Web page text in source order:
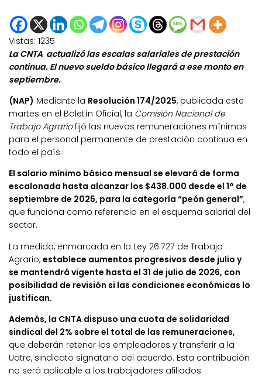
Vistas: 1235
La CNTA actualizó las escalas salariales de prestación
continua. El nuevo sueldo básico llegará a ese monto en
septiembre.
(NAP) Mediante la Resolución 174/2025, publicada este
martes en el Boletín Oficial, la Comisión Nacional de
Trabajo Agrariofijó las nuevas remuneraciones mínimas
para el personal permanente de prestación continua en
todo el país.
El salario mínimo básico mensual se elevará de forma
escalonada hasta alcanzar los $438.000 desde el 1° de
septiembre de 2025, para la categoría “peón general”,
que funciona como referencia en el esquema salarial del
sector.
La medida, enmarcada en la Ley 26.727 de Trabajo
Agrario, establece aumentos progresivos desde julio y
se mantendrá vigente hasta el 31 de julio de 2026, con
posibilidad de revisión si las condiciones económicas lo
justifican.
Además, la CNTA dispuso una cuota de solidaridad
sindical del 2% sobre el total de las remuneraciones,
que deberán retener los empleadores y transferir a la
Uatre, sindicato signatario del acuerdo. Esta contribución
no será aplicable a los trabajadores afiliados.